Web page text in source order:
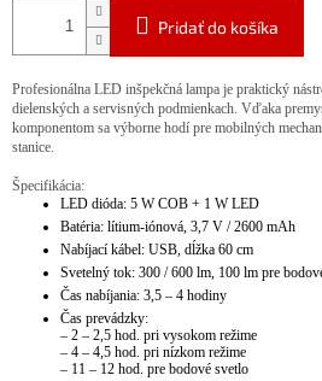
Pridať do košíka
Profesionálna LED inšpekčná lampa je praktický
dielenských a servisných podmienkach. Vďaka
komponentom sa výborne hodí pre mobilných
stanice.
Špecifikácia:
LED dióda: 5 W COB + 1 W LED
Batéria: lítium-iónová, 3,7 V / 2600 mAh
Nabíjací kábel: USB, dĺžka 60 cm
Svetelný tok: 300 / 600 lm, 100 lm pre
Čas nabíjania: 3,5 – 4 hodiny
Čas prevádzky:
– 2 – 2,5 hod. pri vysokom režime
– 4 – 4,5 hod. pri nízkom režime
– 11 – 12 hod. pre bodové svetlo